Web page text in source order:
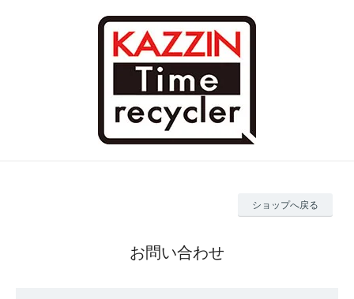
ショップへ戻る
お問い合わせ